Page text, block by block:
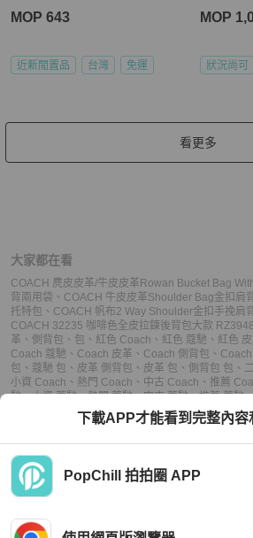
MOP 643
近新閒置品 台灣 免運
MOP
狀況尚可
看更多
大家都在看
COACH 麂皮皮革/牛皮皮革Rowan Bucket Bag
背兩用袋 、 COACH 牛皮皮革Shoulder Bag金扣肩
托特包 、 COACH 帆布2 Way Shoulder金扣手挽肩
COACH 32235 咖啡色全皮拉鍊後背包大款 RZ3948
革 、 側背包 、 包 、 紅色 Coach 、 紅色 蔻馳 、 紅色
Coach 蔻馳 、 Coach 皮革 、 Coach 側背包 、 Coach
包 、 蔻馳 包 、 皮革 側背包 、 皮革 包 、 側背包 包 、
小資 Coach 、 熱門 Coach 、 中古 Coach 、 推薦
馳、小資 蔻馳、熱門 蔻馳、中古 蔻馳、推薦 蔻馳
小資 側背包、熱門 側背包、中古 側背包 、 推
熱門 包、 中古 包、推薦 包
下載APP才能看到完整內容
PopChill 拍拍圈 APP